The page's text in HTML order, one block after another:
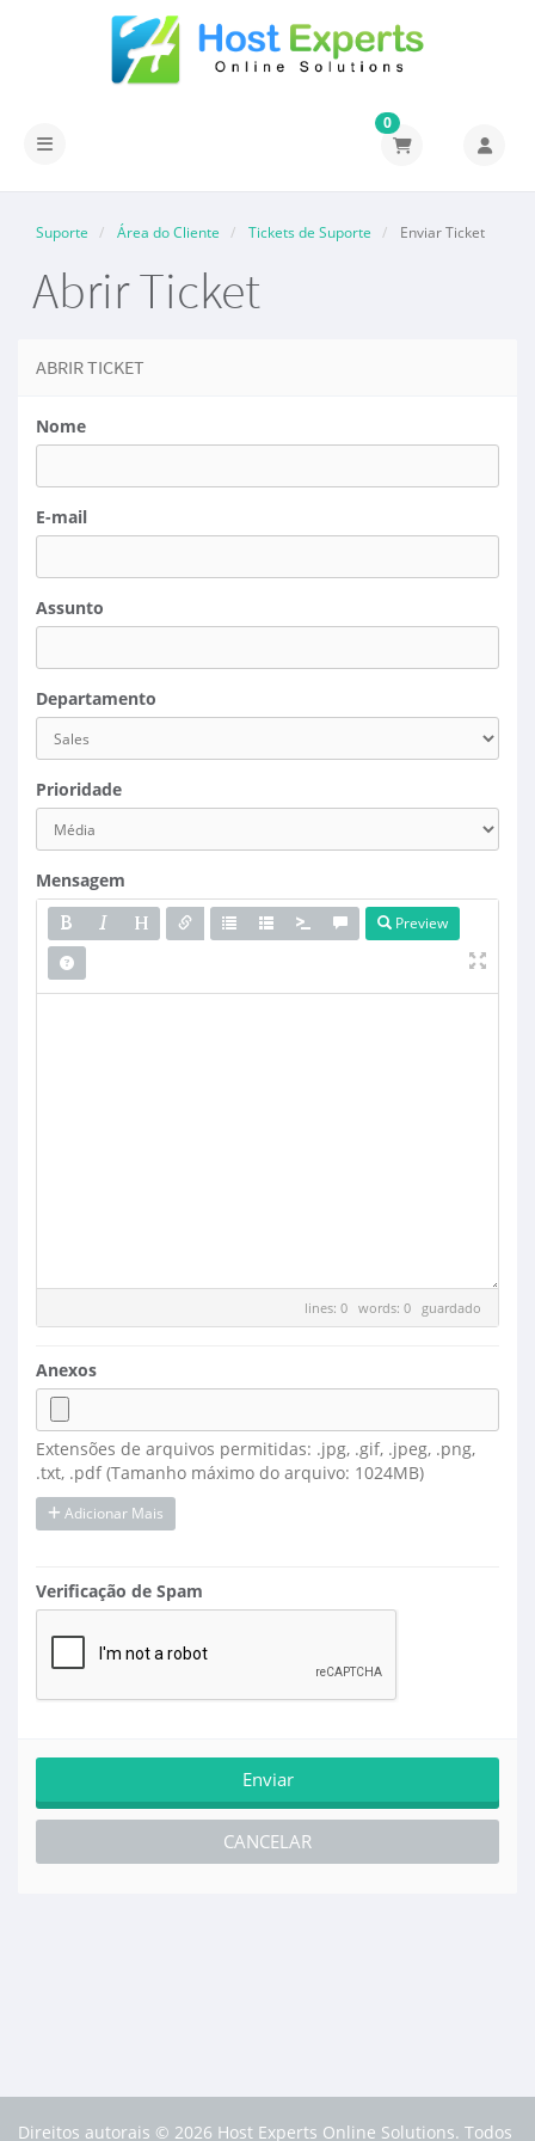
Alternar navegação
0
Suporte Área do Cliente Tickets de Suporte Enviar Ticket
Abrir Ticket
ABRIR TICKET
Nome
E-mail
Assunto
Departamento
Prioridade
Mensagem
Preview
lines: 0 words: 0 guardado
Anexos
Extensões de arquivos permitidas: .jpg, .gif, .jpeg, .png,
.txt, .pdf (Tamanho máximo do arquivo: 1024MB)
Adicionar Mais
Verificação de Spam
CANCELAR
Direitos autorais © 2026 Host Experts Online Solutions. Todos